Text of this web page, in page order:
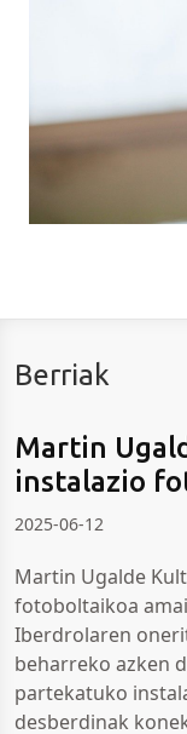
Berriak
Martin
instalazio
2025-06-12
Martin Ugalde
fotoboltaikoa
Iberdrolaren
beharreko azken
partekatuko
desberdinak